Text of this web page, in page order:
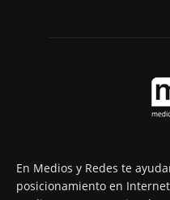
En Medios y Redes te
posicionamiento en